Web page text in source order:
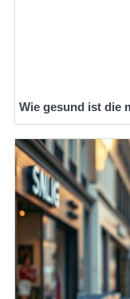
Wie gesund ist die